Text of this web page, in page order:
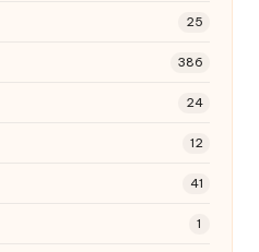
25
386
24
12
41
1